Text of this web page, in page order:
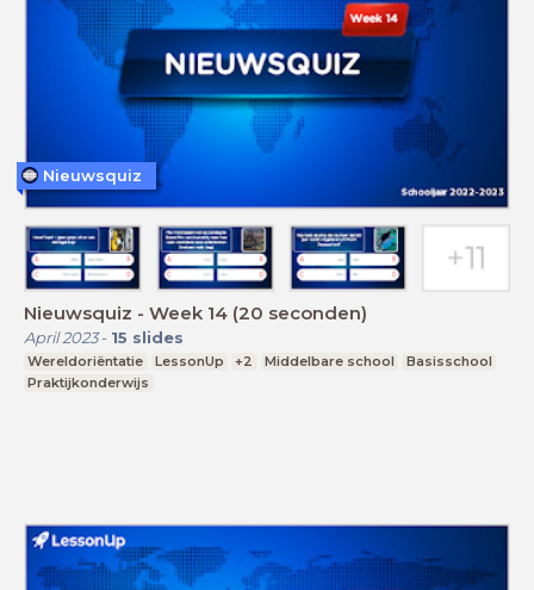
Nieuwsquiz - Week 14 (20 seconden)
April 2023- 15 slides
Wereldoriëntatie LessonUp +2 Middelbare school
Basisschool
Praktijkonderwijs
Nieuwsquiz